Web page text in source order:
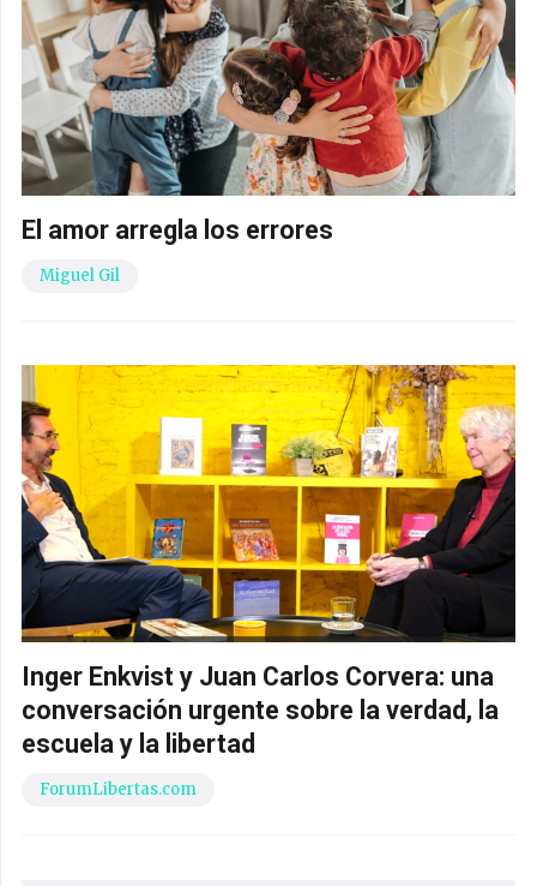
El amor arregla los errores
Miguel Gil
Inger Enkvist y Juan Carlos Corvera: una
conversación urgente sobre la verdad, la
escuela y la libertad
ForumLibertas.com